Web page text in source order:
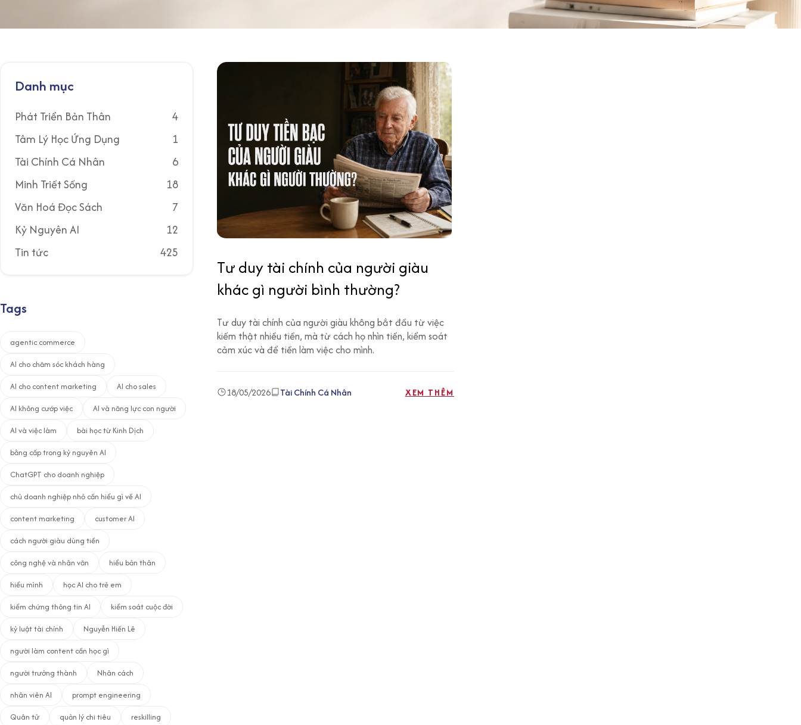
Danh mục
Phát Triển Bản Thân
4
Tâm Lý Học Ứng Dụng
1
Tài Chính Cá Nhân
6
Minh Triết Sống
18
Văn Hoá Đọc Sách
7
Kỷ Nguyên AI
12
Tin tức
425
Tags
agentic commerce
AI cho chăm sóc khách hàng
AI cho content marketing
AI cho sales
AI không cướp việc
AI và năng lực con người
AI và việc làm
bài học từ Kinh Dịch
bằng cấp trong kỷ nguyên AI
ChatGPT cho doanh nghiệp
chủ doanh nghiệp nhỏ cần hiểu gì về AI
content marketing
customer AI
cách người giàu dùng tiền
công nghệ và nhân văn
hiểu bản thân
hiểu mình
học AI cho trẻ em
kiểm chứng thông tin AI
kiểm soát cuộc đời
kỷ luật tài chính
Nguyễn Hiến Lê
người làm content cần học gì
người trưởng thành
Nhân cách
nhân viên AI
prompt engineering
Quân tử
quản lý chi tiêu
reskilling
Tư duy tài chính của người giàu
khác gì người bình thường?
Tư duy tài chính của người giàu không bắt đầu từ việc
kiếm thật nhiều tiền, mà từ cách họ nhìn tiền, kiểm soát
cảm xúc và để tiền làm việc cho mình.
18/05/2026 Tài Chính Cá Nhân XEM THÊM